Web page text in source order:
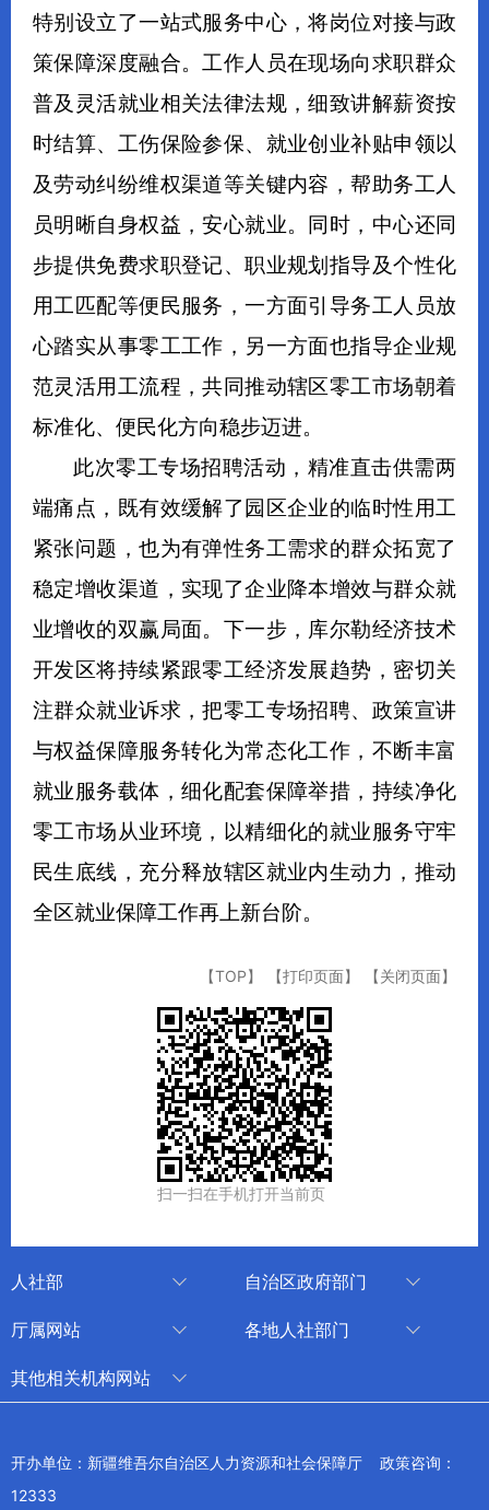
特别设立了一站式服务中心，将岗位对接与政
策保障深度融合。工作人员在现场向求职群众
普及灵活就业相关法律法规，细致讲解薪资按
时结算、工伤保险参保、就业创业补贴申领以
及劳动纠纷维权渠道等关键内容，帮助务工人
员明晰自身权益，安心就业。同时，中心还同
步提供免费求职登记、职业规划指导及个性化
用工匹配等便民服务，一方面引导务工人员放
心踏实从事零工工作，另一方面也指导企业规
范灵活用工流程，共同推动辖区零工市场朝着
标准化、便民化方向稳步迈进。
此次零工专场招聘活动，精准直击供需两
端痛点，既有效缓解了园区企业的临时性用工
紧张问题，也为有弹性务工需求的群众拓宽了
稳定增收渠道，实现了企业降本增效与群众就
业增收的双赢局面。下一步，库尔勒经济技术
开发区将持续紧跟零工经济发展趋势，密切关
注群众就业诉求，把零工专场招聘、政策宣讲
与权益保障服务转化为常态化工作，不断丰富
就业服务载体，细化配套保障举措，持续净化
零工市场从业环境，以精细化的就业服务守牢
民生底线，充分释放辖区就业内生动力，推动
全区就业保障工作再上新台阶。
【TOP】 【打印页面】 【关闭页面】
扫一扫在手机打开当前页
人社部
技能人才评价工作网
自治区政府部门
审计厅
退役军人事务厅
厅属网站
中国新疆人才网
各地人社部门
其他相关机构网站
新疆新闻网
开办单位：新疆维吾尔自治区人力资源和社会保障厅 政策咨询：
12333